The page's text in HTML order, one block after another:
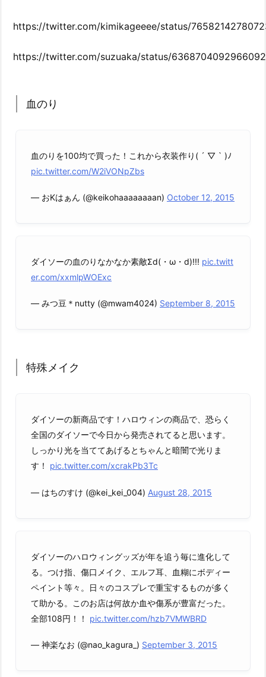
https://twitter.com/kimikageeee/status/
https://twitter.com/suzuaka/status/
血のり
血のりを100均で買った！これから衣装作り( ´ ▽ ` )ﾉ
pic.twitter.com/W2iVONpZbs
— おKはぁん (@keikohaaaaaaaan) October 12, 2015
ダイソーの血のりなかなか素敵Σd(・ω・d)!!! pic.twitt
er.com/xxmlpWOExc
— みつ豆＊nutty (@mwam4024) September 8, 2015
特殊メイク
ダイソーの新商品です！ハロウィンの商品で、恐らく
全国のダイソーで今日から発売されてると思います。
しっかり光を当ててあげるとちゃんと暗闇で光りま
す！ pic.twitter.com/xcrakPb3Tc
— はちのすけ (@kei_kei_004) August 28, 2015
ダイソーのハロウィングッズが年を追う毎に進化して
る。つけ指、傷口メイク、エルフ耳、血糊にボディー
ペイント等々。日々のコスプレで重宝するものが多く
て助かる。このお店は何故か血や傷系が豊富だった。
全部108円！！ pic.twitter.com/hzb7VMWBRD
— 神楽なお (@nao_kagura_) September 3, 2015